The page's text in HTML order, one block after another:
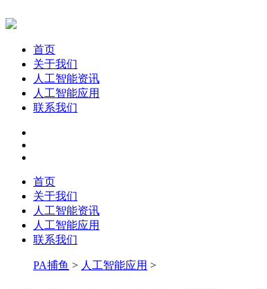
首页
关于我们
人工智能资讯
人工智能应用
联系我们
首页
关于我们
人工智能资讯
人工智能应用
联系我们
PA捕鱼 > 人工智能应用 >